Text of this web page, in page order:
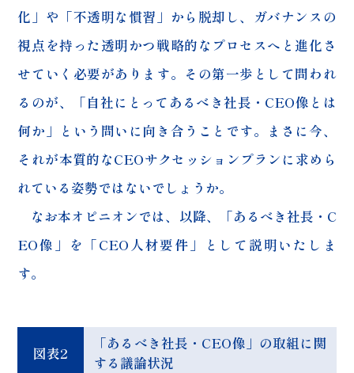
化」や「不透明な慣習」から脱却し、ガバナンスの
視点を持った透明かつ戦略的なプロセスへと進化さ
せていく必要があります。その第一歩として問われ
るのが、「自社にとってあるべき社長・CEO像とは
何か」という問いに向き合うことです。まさに今、
それが本質的なCEOサクセッションプランに求めら
れている姿勢ではないでしょうか。
なお本オピニオンでは、以降、「あるべき社長・C
EO像」を「CEO人材要件」として説明いたしま
す。
図表2
「あるべき社長・CEO像」の取組に関
する議論状況